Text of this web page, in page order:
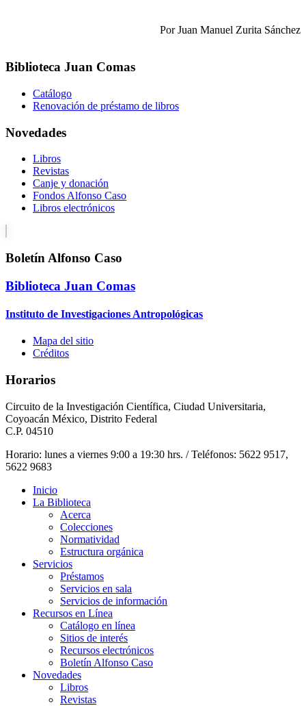
Por Juan Manuel Zurita Sánchez
Biblioteca Juan Comas
Catálogo
Renovación de préstamo de libros
Novedades
Libros
Revistas
Canje y donación
Fondos Alfonso Caso
Libros electrónicos
Boletín Alfonso Caso
Biblioteca Juan Comas
Instituto de Investigaciones Antropológicas
Mapa del sitio
Créditos
Horarios
Circuito de la Investigación Científica, Ciudad Universitaria,
Coyoacán México, Distrito Federal
C.P. 04510
Horario: lunes a viernes 9:00 a 19:30 hrs. / Teléfonos: 5622 9517,
5622 9683
Inicio
La Biblioteca
Acerca
Colecciones
Normatividad
Estructura orgánica
Servicios
Préstamos
Servicios en sala
Servicios de información
Recursos en Línea
Catálogo en línea
Sitios de interés
Recursos electrónicos
Boletín Alfonso Caso
Novedades
Libros
Revistas